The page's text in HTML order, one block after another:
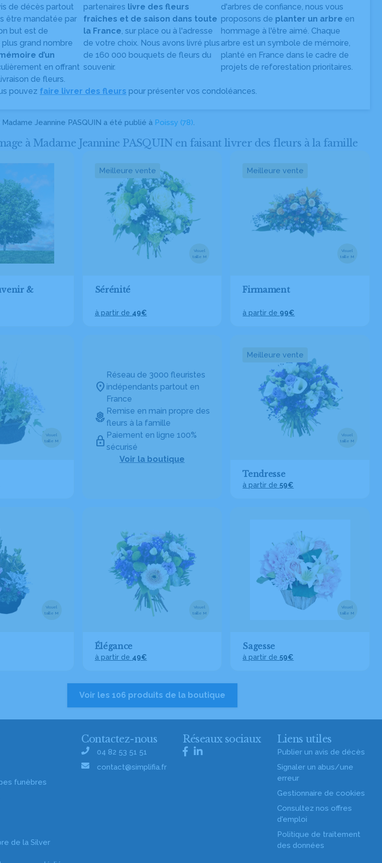
de décès partout
être mandatée par
but est de
grand nombre
d’un
en offrant
de fleurs.
partenaires livre des fleurs
fraîches et de saison dans toute
la France, sur place ou à l'adresse
de votre choix. Nous avons livré plus
de 160 000 bouquets de fleurs du
souvenir.
d'arbres de confiance, nous vous
proposons de planter un arbre en
hommage à l'être aimé. Chaque
arbre est un symbole de mémoire,
planté en France dans le cadre de
projets de reforestation prioritaires.
pouvez faire livrer des fleurs pour présenter vos condoléances.
Madame Jeannine PASQUIN a été publié à Poissy (78).
à Madame Jeannine PASQUIN en faisant livrer des fleurs à la famille
Réseau de 3000 fleuristes
indépendants partout en
France
Remise en main propre des
fleurs à la famille
Paiement en ligne 100%
sécurisé
Voir la boutique
&
Meilleure vente
Visuel
taille M
Sérénité
à partir de 49€
Meilleure vente
Visuel
taille M
Firmament
à partir de 99€
Visuel
taille M
Meilleure vente
Visuel
taille M
Tendresse
à partir de59€
Visuel
taille M
Visuel
taille M
Élégance
à partir de 49€
Visuel
taille M
Sagesse
à partir de59€
Voir les 106 produits de la boutique
funèbres
de la Silver
Contactez-nous
04 82 53 51 51
contact@simplifia.fr
Réseaux sociaux Liens utiles
Publier un avis de décès
Signaler un abus/une
erreur
Gestionnaire de cookies
Consultez nos offres
d'emploi
Politique de traitement
des données